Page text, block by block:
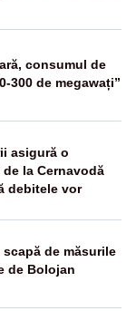
consumul de
300 de megawați”
asigură o
la Cernavodă
debitele vor
de măsurile
de Bolojan